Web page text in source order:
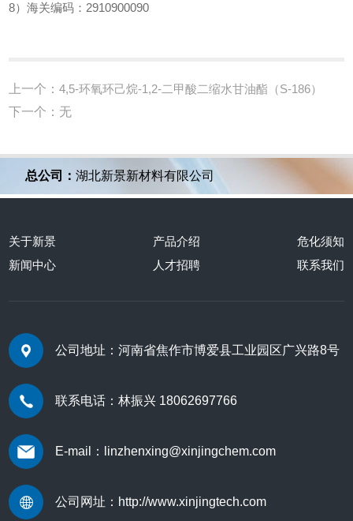
8）海关编码：2910900090
上一个：4,5-环氧环己烷-1,2-二甲酸二缩水甘油酯（S-186）
下一个：无
总公司：湖北新景新材料有限公司
关于新景 产品介绍
危化须知
新闻中心
人才招聘 联系我们
公司地址：河南省焦作市博爱县工业园区广兴路8号
联系电话：林振兴 18062697766
E-mail：linzhenxing@xinjingchem.com
公司网址： http://www.xinjingtech.com